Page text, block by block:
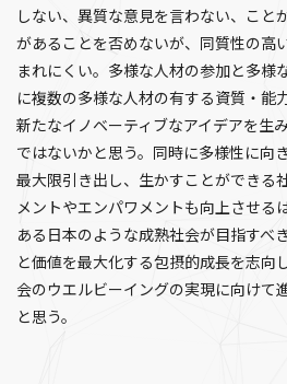
しない、異質な意見を言わない、こと
があることを否めないが、同質性の高
まれにくい。多様な人材の参加と多様
に複数の多様な人材の有する資質・能
新たなイノベーティブなアイデアを生
ではないかと思う。同時に多様性に向
最大限引き出し、生かすことができる
メントやエンパワメントも向上させる
ある日本のような成熟社会が目指すべ
と価値を最大化する包摂的成長を志向
会のウエルビーイングの実現に向けて
と思う。